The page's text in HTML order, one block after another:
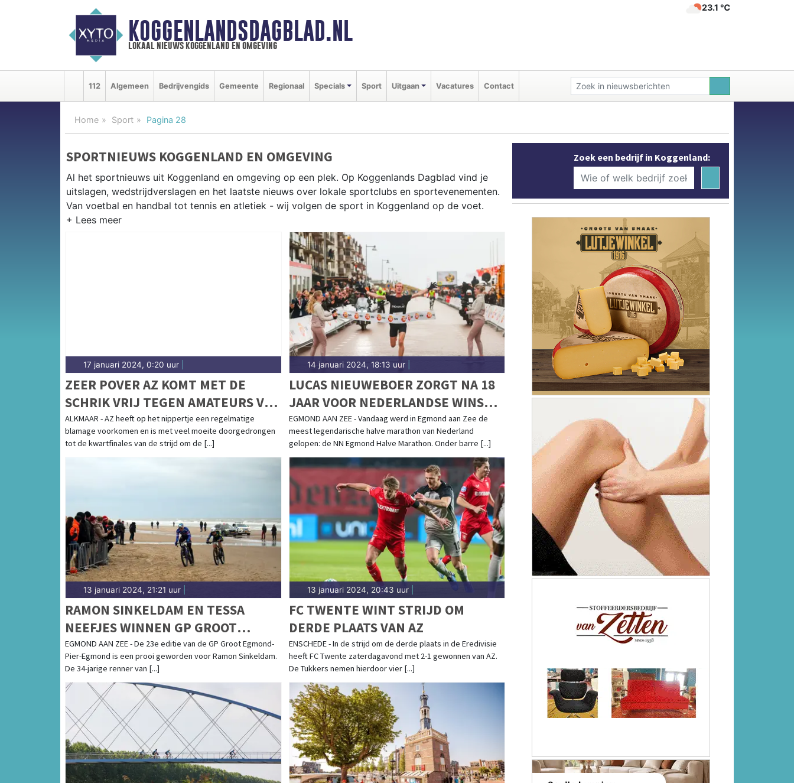
KOGGENLANDSDAGBLAD.NL
lokaal nieuws koggenland en omgeving
23.1 ℃
112 Algemeen Bedrijvengids Gemeente Regionaal Specials Sport Uitgaan Vacatures Contact
Home Sport Pagina 28
SPORTNIEUWS KOGGENLAND EN OMGEVING
Al het sportnieuws uit Koggenland en omgeving op een plek. Op Koggenlands Dagblad vind je
uitslagen, wedstrijdverslagen en het laatste nieuws over lokale sportclubs en sportevenementen.
Van voetbal en handbal tot tennis en atletiek - wij volgen de sport in Koggenland op de voet.
Van VV Obdam en SV Ursem tot korfbal in de West-Friese polders en fietsen langs het Noord-
Hollands Kanaal — sport in Koggenland heeft een uitgesproken dorps karakter. Blijf op de hoogte
van alle sportieve uitslagen en prestaties in Koggenland.
17 januari 2024, 0:20 uur
ZEER POVER AZ KOMT MET DE
SCHRIK VRIJ TEGEN AMATEURS VAN
QUICK BOYS
ALKMAAR - AZ heeft op het nippertje een regelmatige
blamage voorkomen en is met veel moeite doorgedrongen
tot de kwartfinales van de strijd om de [...]
14 januari 2024, 18:13 uur|
LUCAS NIEUWEBOER ZORGT NA 18
JAAR VOOR NEDERLANDSE WINST
BIJ NN EGMOND HALVE MARATHON
EGMOND AAN ZEE - Vandaag werd in Egmond aan Zee de
meest legendarische halve marathon van Nederland
gelopen: de NN Egmond Halve Marathon. Onder barre [...]
13 januari 2024, 21:21 uur
RAMON SINKELDAM EN TESSA
NEEFJES WINNEN GP GROOT
EGMOND-PIER-EGMOND 2024
EGMOND AAN ZEE - De 23e editie van de GP Groot Egmond-
Pier-Egmond is een prooi geworden voor Ramon Sinkeldam.
De 34-jarige renner van [...]
13 januari 2024, 20:43 uur|
FC TWENTE WINT STRIJD OM
DERDE PLAATS VAN AZ
ENSCHEDE - In de strijd om de derde plaats in de Eredivisie
heeft FC Twente zaterdagavond met 2-1 gewonnen van AZ.
De Tukkers nemen hierdoor vier [...]
Zoek een bedrijf in Koggenland: